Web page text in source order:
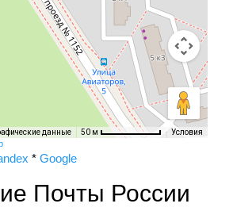
данные 50 м Условия
* Google
Почты России